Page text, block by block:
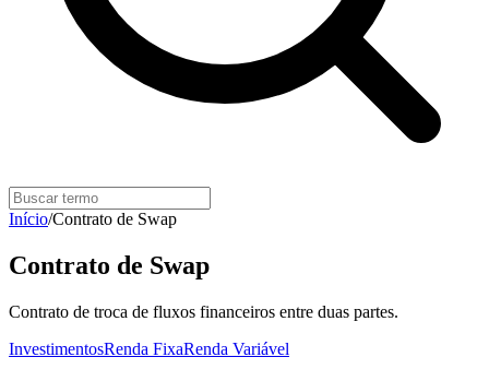
Início/Contrato de Swap
Contrato de Swap
Contrato de troca de fluxos financeiros entre duas partes.
InvestimentosRenda FixaRenda Variável